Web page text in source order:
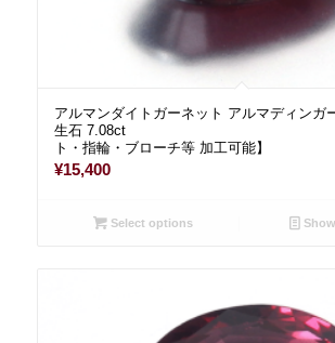
アルマンダイトガーネット アルマディンガ
生石 7.08ct 【ペ
ト・指輪・ブローチ等 加工可能】
¥15,400
Select options